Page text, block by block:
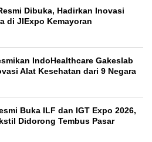
Dibuka, Hadirkan Inovasi
di JIExpo Kemayoran
IndoHealthcare Gakeslab
Alat Kesehatan dari 9 Negara
Buka ILF dan IGT Expo 2026,
Didorong Tembus Pasar